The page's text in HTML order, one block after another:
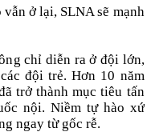
ở lại, SLNA sẽ mạnh
chỉ diễn ra ở đội lớn,
đội trẻ. Hơn 10 năm
trở thành mục tiêu tấn
nội. Niềm tự hào xứ
ngay từ gốc rễ.